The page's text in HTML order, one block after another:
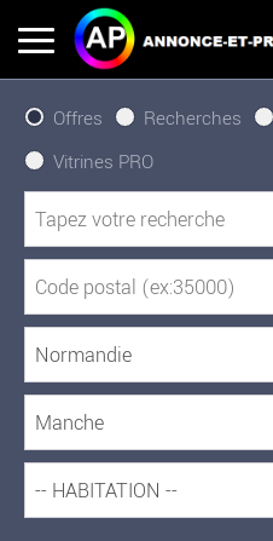
Offres Recherches
Vitrines PRO